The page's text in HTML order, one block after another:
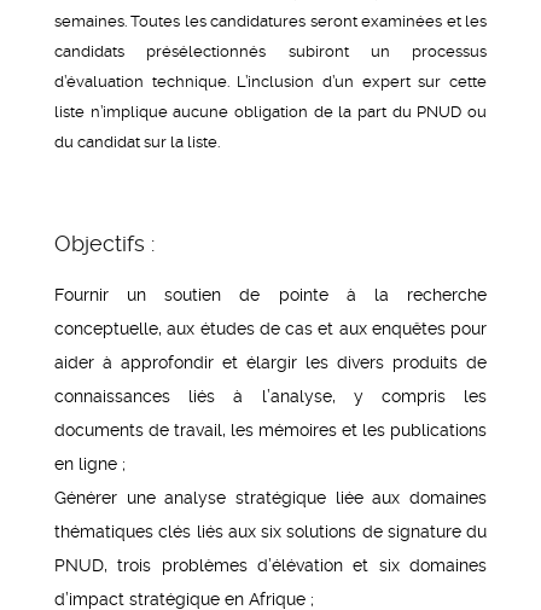
semaines. Toutes les candidatures seront examinées et les
candidats présélectionnés subiront un processus
d’évaluation technique. L’inclusion d’un expert sur cette
liste n’implique aucune obligation de la part du PNUD ou
du candidat sur la liste.
Objectifs :
Fournir un soutien de pointe à la recherche
conceptuelle, aux études de cas et aux enquêtes pour
aider à approfondir et élargir les divers produits de
connaissances liés à l’analyse, y compris les
documents de travail, les mémoires et les publications
en ligne ;
Générer une analyse stratégique liée aux domaines
thématiques clés liés aux six solutions de signature du
PNUD, trois problèmes d’élévation et six domaines
d’impact stratégique en Afrique ;